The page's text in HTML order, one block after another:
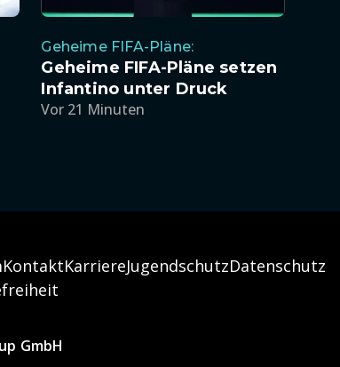
Geheime FIFA-Pläne:
Geheime FIFA-Pläne setzen
Infantino unter Druck
Vor 21 Minuten
KontaktKarriereJugendschutzDatenschutz
GmbH